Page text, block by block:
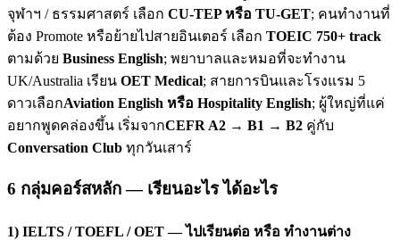
จุฬาฯ / ธรรมศาสตร์ เลือก CU-TEP หรือ TU-GET; คนทำงานที่
ต้อง Promote หรือย้ายไปสายอินเตอร์ เลือก TOEIC 750+ track
ตามด้วย Business English; พยาบาลและหมอที่จะทำงาน
UK/Australia เรียน OET Medical; สายการบินและโรงแรม 5
ดาวเลือกAviation English หรือ Hospitality English; ผู้ใหญ่ที่แค่
อยากพูดคล่องขึ้น เริ่มจากCEFR A2 → B1 → B2 คู่กับ
Conversation Club ทุกวันเสาร์
6 กลุ่มคอร์สหลัก — เรียนอะไร ได้อะไร
1) IELTS / TOEFL / OET — ไปเรียนต่อ หรือ ทำงานต่าง